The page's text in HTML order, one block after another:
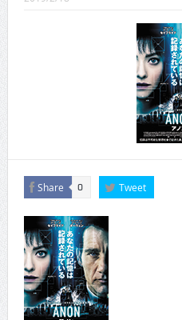
CINEMA×STYLE 288号
CINEMA×STYLE 287号
CINEMA×STYLE 286号
CINEMA×STYLE 285号
CINEMA×STYLE 294号
Share 0 Tweet